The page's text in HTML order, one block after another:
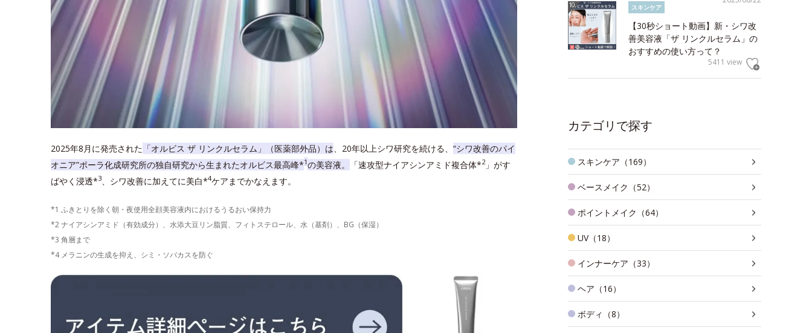
2025年8月に発売された 「オルビス ザ リンクルセラム」（医薬部外品）は、20年以上シワ研究を続ける、 “シワ改善のパイ
オニア”ポーラ化成研究所の独自研究から生まれたオルビス最高峰*1の美容液。 「速攻型ナイアシンアミド複合体*2」がす
ばやく浸透*3 、シワ改善に加えてに美白*4ケアまでかなえます。
*1 ふきとりを除く朝・夜使用全顔美容液内におけるうるおい保持力
*2 ナイアシンアミド（有効成分）、水添大豆リン脂質、フィトステロール、水（基剤）、BG（保湿）
*3 角層まで
*4 メラニンの生成を抑え、シミ・ソバカスを防ぐ
スキンケア
【30秒ショート動画】新・シワ改
善美容液「ザ リンクルセラム」の
おすすめの使い方って？
5411 view
カテゴリで探す
スキンケア（169）
ベースメイク（52）
ポイントメイク（64）
UV（18）
インナーケア（33）
ヘア（16）
ボディ（8）